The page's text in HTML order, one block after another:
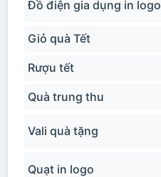
Đồ điện gia dụng in logo
Giỏ quà Tết
Rượu tết
Quà trung thu
Vali quà tặng
Quạt in logo